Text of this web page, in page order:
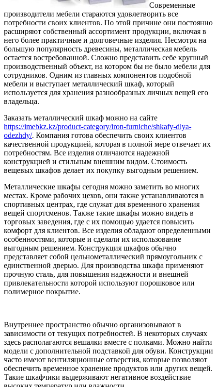
Современные
производители мебели стараются удовлетворить все
потребности своих клиентов. По этой причине они постоянно
расширяют собственный ассортимент продукции, включая в
него более практичные и долговечные изделия. Несмотря на
большую популярность древесины, металлическая мебель
остается востребованной. Сложно представить себе крупный
производственный объект, на котором бы не было мебели для
сотрудников. Одним из главных компонентов подобной
мебели и выступает металлический шкаф, который
используется для хранения разнообразных личных вещей его
владельца.
Заказать металлический шкаф можно на сайте
https://imebkz.kz/product-category/iron-furniche/shkafy-dlya-
odezhdy/. Компания готова обеспечить своих клиентов
качественной продукцией, которая в полной мере отвечает их
потребностям. Все изделия отличаются надежной
конструкцией и стильным внешним видом. Стоимость
вещевых шкафов делает их покупку выгодным решением.
Металлические шкафы сегодня можно заметить во многих
местах. Кроме рабочих цехов, они также устанавливаются в
спортивных центрах, где служат для временного хранения
вещей спортсменов. Также такие шкафы можно видеть в
торговых заведения, где с их помощью удается повысить
комфорт для клиентов. Все изделия обладают определенными
особенностями, которые и сделали их использование
выгодным решением. Конструкция шкафов обычно
представляет собой цельнометаллический прямоугольник с
единственной дверью. Для производства шкафа применяют
прочную сталь, для повышения надежности и внешней
привлекательности которой используют порошковое или
полимерное покрытие.
Внутреннее пространство обычно организовывают в
зависимости от текущих потребностей. В некоторых случаях
здесь располагаются вешалки вместе с полками. Можно найти
модели с дополнительной подставкой для обуви. Конструкции
часто имеют вентиляционные отверстия, которые позволяют
обеспечить временное хранение продуктов или других вещей.
Такие шкафчики выдерживают негативное воздействие